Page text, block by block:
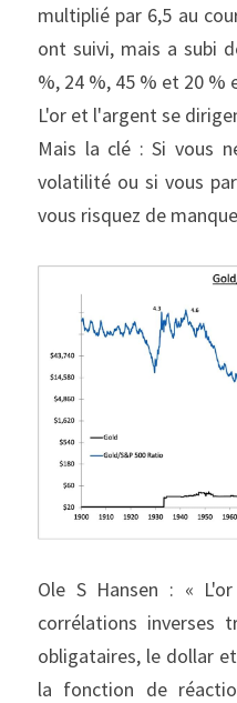
multiplié par 6,5 au
ont suivi, mais a subi
%, 24 %, 45 % et 20 %
L'or et l'argent se
Mais la clé : Si vous
volatilité ou si vous
vous risquez de
Ole S Hansen : «
corrélations inverses
obligataires, le dollar
la fonction de